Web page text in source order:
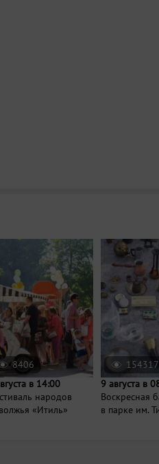
8406
в 14:00
народов
«Итиль»
154317
9 августа в
Воскресная
в парке им.